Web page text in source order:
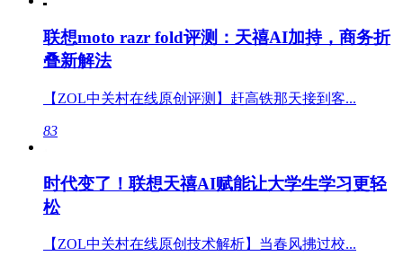
联想moto razr fold评测：天禧AI加持，商务折
叠新解法
【ZOL中关村在线原创评测】赶高铁那天接到客...
83
时代变了！联想天禧AI赋能让大学生学习更轻
松
【ZOL中关村在线原创技术解析】当春风拂过校...